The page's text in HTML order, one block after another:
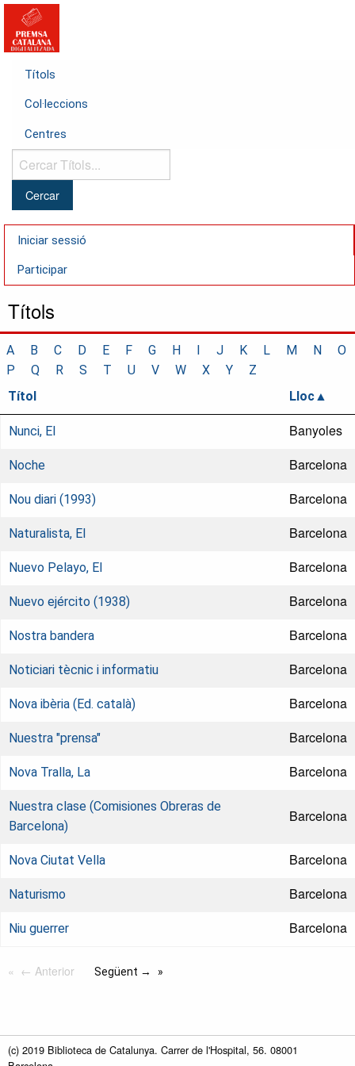
Títols
Col·leccions
Centres
Cercar
Títols...
Iniciar sessió
Participar
Títols
A B C D E F G H I J K L M N
O
P
Q R S T U V W X Y
Z
Títol
Lloc
Nunci, El Banyoles
Noche Barcelona
Nou diari (1993) Barcelona
Naturalista, El Barcelona
Nuevo Pelayo, El Barcelona
Nuevo ejército (1938) Barcelona
Nostra bandera Barcelona
Noticiari tècnic i informatiu Barcelona
Nova ibèria (Ed. català) Barcelona
Nuestra "prensa" Barcelona
Nova Tralla, La Barcelona
Nuestra clase (Comisiones Obreras de
Barcelona)
Barcelona
Nova Ciutat Vella Barcelona
Naturismo Barcelona
Niu guerrer Barcelona
← Anterior Següent →
(c) 2019 Biblioteca de Catalunya. Carrer de l'Hospital, 56. 08001